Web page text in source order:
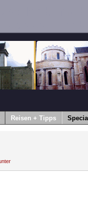
Reisen + Tipps